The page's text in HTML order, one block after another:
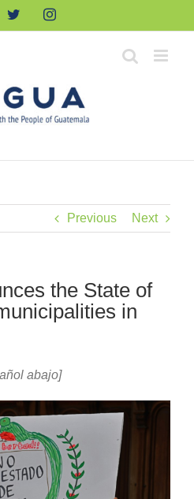
TwitterInstagram
Previous Next
the State of
in
abajo]